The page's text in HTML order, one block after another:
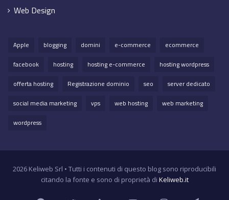
Web Design
Apple blogging domini e-commerce
ecommerce
facebook
hosting hosting e-commerce
hosting wordpress
offerta hosting
Registrazione dominio seo
server dedicato
social media marketing
vps web hosting
web marketing
wordpress
2026 Keliweb Srl • Tutti i contenuti di questo blog sono riproducibili
citando la fonte e sono di proprietà di Keliweb.it